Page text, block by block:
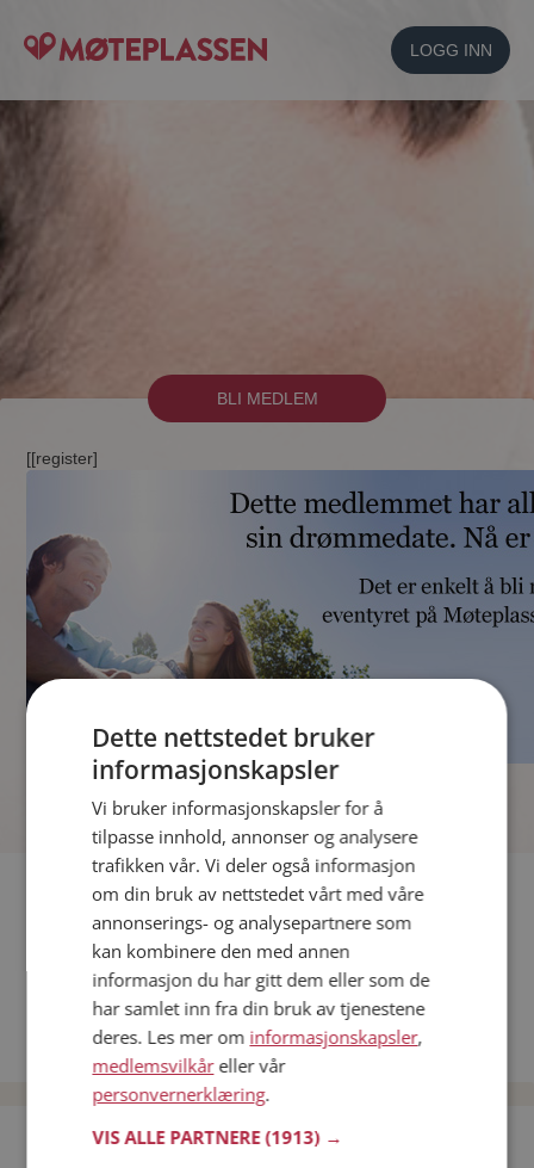
LOGG INN
BLI MEDLEM
[[register]
Fler single
Andre single fra Harstad
Kvinner fra Harstad
Date kvinner i Norge
Date menn i Norge
Bli medlem gratis!
Dette nettstedet bruker
informasjonskapsler
Vi bruker informasjonskapsler for å
tilpasse innhold, annonser og analysere
trafikken vår. Vi deler også informasjon
om din bruk av nettstedet vårt med våre
annonserings- og analysepartnere som
kan kombinere den med annen
informasjon du har gitt dem eller som de
har samlet inn fra din bruk av tjenestene
deres. Les mer om informasjonskapsler,
medlemsvilkåreller vår
personvernerklæring.
VIS ALLE PARTNERE(1913) →